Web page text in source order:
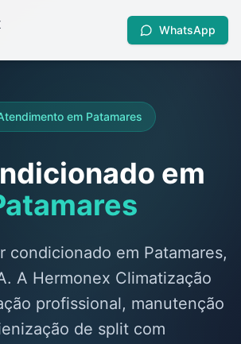
WhatsApp
em Patamares
em
condicionado em Patamares,
A Hermonex Climatização
profissional, manutenção
de split com